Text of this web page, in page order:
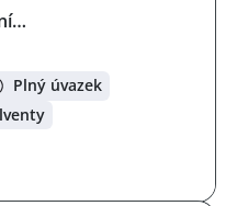
Plný úvazek